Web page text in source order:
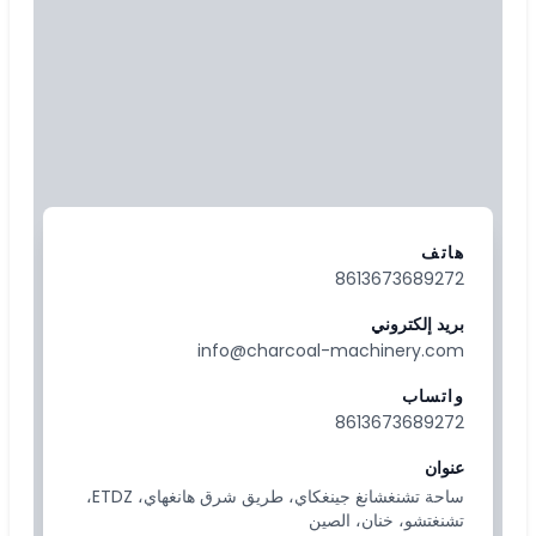
هاتف
8613673689272
بريد إلكتروني
info@charcoal-machinery.com
واتساب
8613673689272
عنوان
ساحة تشنغشانغ جينغكاي، طريق شرق هانغهاي، ETDZ،
تشنغتشو، خنان، الصين